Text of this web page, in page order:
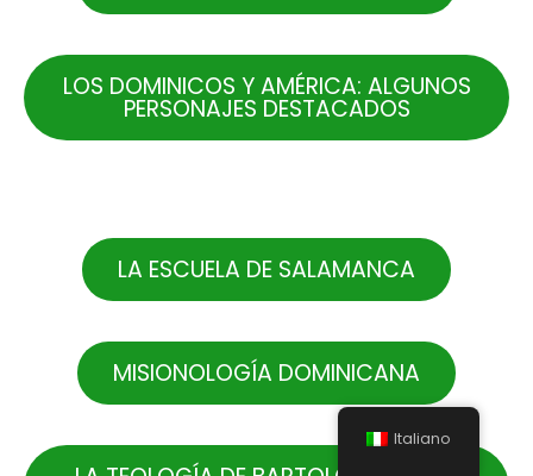
LOS DOMINICOS Y AMÉRICA: ALGUNOS
PERSONAJES DESTACADOS
LA ESCUELA DE SALAMANCA
MISIONOLOGÍA DOMINICANA
Italiano